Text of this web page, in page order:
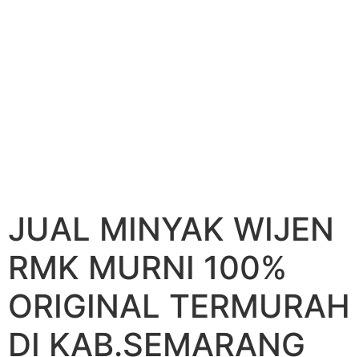
JUAL MINYAK WIJEN
RMK MURNI 100%
ORIGINAL TERMURAH
DI KAB.SEMARANG